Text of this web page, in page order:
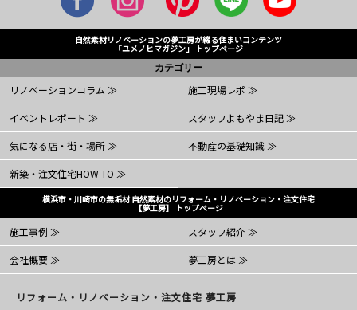
自然素材リノベーションの夢工房が綴る住まいコンテンツ
「ユメノヒマガジン」 トップページ
カテゴリー
リノベーションコラム ≫ 施工現場レポ ≫
イベントレポート ≫ スタッフよもやま日記 ≫
気になる店・街・場所 ≫ 不動産の基礎知識 ≫
新築・注文住宅HOW TO ≫
横浜市・川崎市の無垢材 自然素材のリフォーム・リノベーション・注文住宅
【夢工房】 トップページ
施工事例 ≫ スタッフ紹介 ≫
会社概要 ≫ 夢工房とは ≫
リフォーム・リノベーション・注文住宅 夢工房